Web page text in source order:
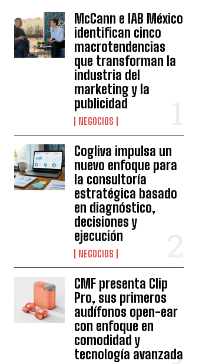
McCann e IAB México
identifican cinco
macrotendencias
que transforman la
industria del
marketing y la
publicidad
NEGOCIOS
Cogliva impulsa un
nuevo enfoque para
la consultoría
estratégica basado
en diagnóstico,
decisiones y
ejecución
NEGOCIOS
CMF presenta Clip
Pro, sus primeros
audífonos open-ear
con enfoque en
comodidad y
tecnología avanzada